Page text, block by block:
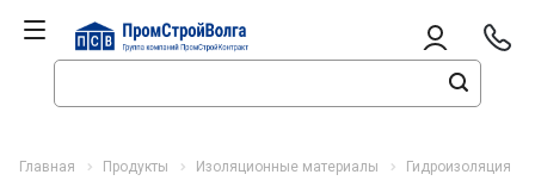
Главная Продукты Изоляционные материалы Гидроизоляция